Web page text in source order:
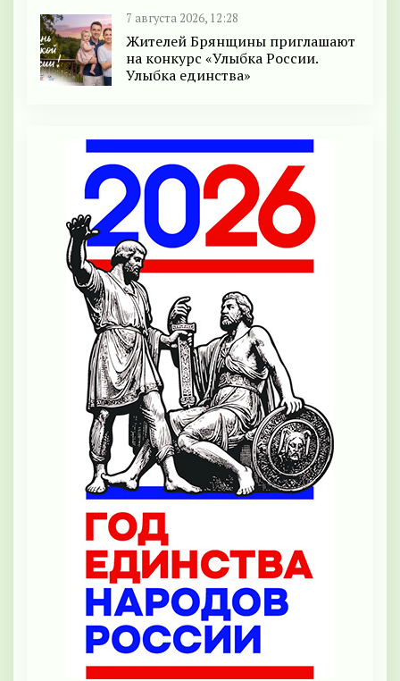
7 августа 2026, 12:28
Жителей Брянщины приглашают
на конкурс «Улыбка России.
Улыбка единства»